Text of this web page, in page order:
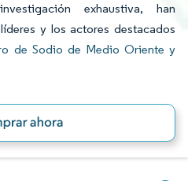
exhaustiva, han
y los actores destacados
de Sodio de Medio Oriente y